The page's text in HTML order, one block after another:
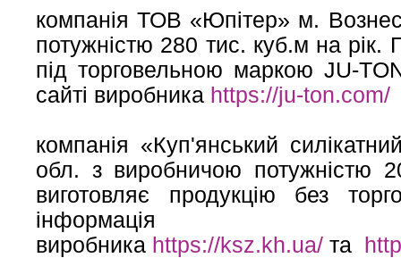
компанія ТОВ «Юпітер» м.
потужністю 280 тис. куб.м на рік.
під торговельною маркою JU-
сайті виробника https://ju-ton.com/
компанія «Куп'янський
обл. з виробничою потужністю
виготовляє продукцію без
виробника https://ksz.kh.ua/ та